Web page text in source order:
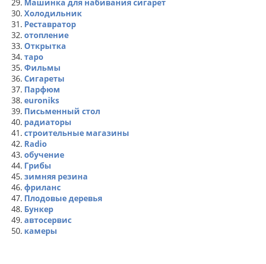
29. Машинка для набивания сигарет
30. Холодильник
31. Реставратор
32. отопление
33. Открытка
34. таро
35. Фильмы
36. Сигареты
37. Парфюм
38. euroniks
39. Письменный стол
40. радиаторы
41. строительные магазины
42. Radio
43. обучение
44. Грибы
45. зимняя резина
46. фриланс
47. Плодовые деревья
48. Бункер
49. автосервис
50. камеры